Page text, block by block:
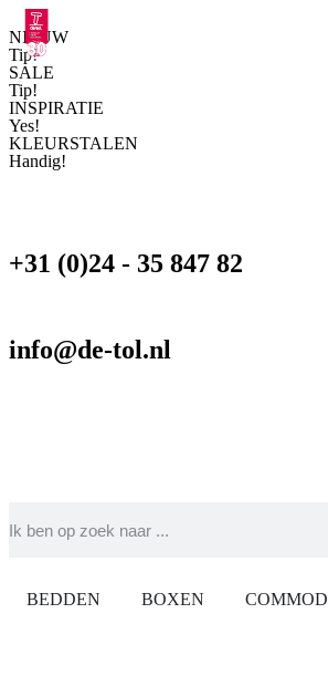
NIEUW
Tip!
SALE
Tip!
INSPIRATIE
Yes!
KLEURSTALEN
Handig!
+31 (0)24 - 35 847 82
info@de-tol.nl
BEDDEN BOXEN